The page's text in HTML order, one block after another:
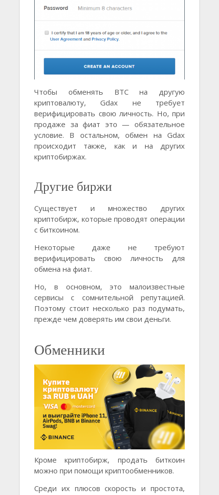
Чтобы обменять BTC на другую
криптовалюту, Gdax не требует
верифицировать свою личность. Но, при
продаже за фиат это — обязательное
условие. В остальном, обмен на Gdax
происходит также, как и на других
криптобиржах.
Другие биржи
Существует и множество других
криптобирж, которые проводят операции
с биткоином.
Некоторые даже не требуют
верифицировать свою личность для
обмена на фиат.
Но, в основном, это малоизвестные
сервисы с сомнительной репутацией.
Поэтому стоит несколько раз подумать,
прежде чем доверять им свои деньги.
Обменники
Кроме криптобирж, продать биткоин
можно при помощи криптообменников.
Среди их плюсов скорость и простота,